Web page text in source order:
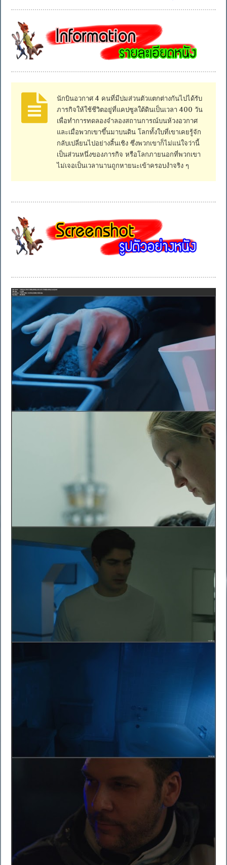
นักบินอวกาศ 4 คนที่มีปมส่วนตัวแตกต่างกันไปได้รับ
ภารกิจให้ใช้ชีวิตอยู่ที่แคปซูลใต้ดินเป็นเวลา 400 วัน
เพื่อทำการทดลองจำลองสถานการณ์บนห้วงอวกาศ
และเมื่อพวกเขาขึ้นมาบนดิน โลกทั้งใบที่เขาเคยรู้จัก
กลับเปลี่ยนไปอย่างสิ้นเชิง ซึ่งพวกเขาก็ไม่แน่ใจว่านี้
เป็นส่วนหนึ่งของภารกิจ หรือโลกภายนอกที่พวกเขา
ไม่เจอเป็นเวลานานถูกหายนะเข้าครอบงำจริง ๆ